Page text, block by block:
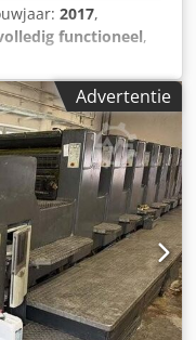
2017,
functioneel,
sidelay,
plate changers,
G printing control,
dampening
Automatic blanket
Ankock
Advertentie